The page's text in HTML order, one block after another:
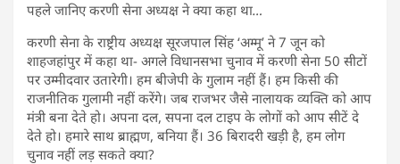
पहले जानिए करणी सेना अध्यक्ष ने क्या कहा था…
करणी सेना के राष्ट्रीय अध्यक्ष सूरजपाल सिंह ‘अम्मू’ ने 7 जून को
शाहजहांपुर में कहा था- अगले विधानसभा चुनाव में करणी सेना 50 सीटों
पर उम्मीदवार उतारेगी। हम बीजेपी के गुलाम नहीं हैं। हम किसी की
राजनीतिक गुलामी नहीं करेंगे। जब राजभर जैसे नालायक व्यक्ति को आप
मंत्री बना देते हो। अपना दल, सपना दल टाइप के लोगों को आप सीटें दे
देते हो। हमारे साथ ब्राह्मण, बनिया हैं। 36 बिरादरी खड़ी है, हम लोग
चुनाव नहीं लड़ सकते क्या?